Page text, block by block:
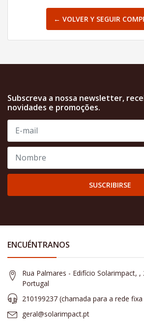
← VOLVER Y SEGUIR
Subscreva a nossa newsletter,
novidades e promoções.
SUSCRIBIRSE
ENCUÉNTRANOS
Rua Palmares - Edifício Solarimpact,
Portugal
210199237 (​chamada para a rede
geral@solarimpact.pt